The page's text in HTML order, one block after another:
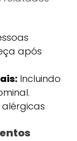
após
Incluindo